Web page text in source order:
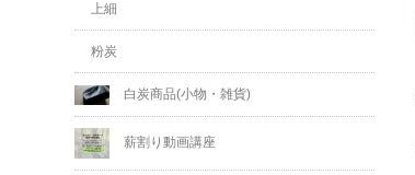
上細
粉炭
白炭商品(小物・雑貨)
薪割り動画講座